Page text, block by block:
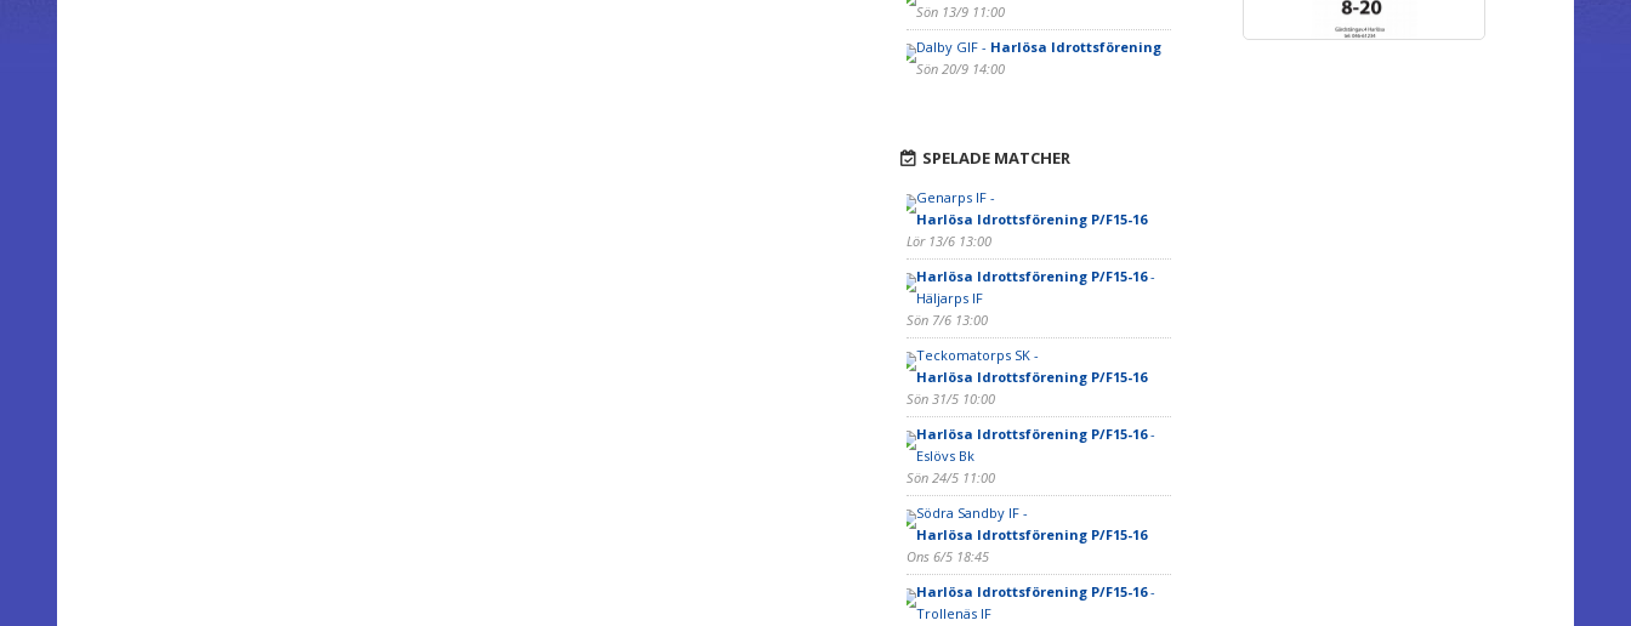
Sön 13/9 11:00
Dalby GIF - Harlösa Idrottsförening
Sön 20/9 14:00
SPELADE MATCHER
Genarps IF -
Harlösa Idrottsförening P/F15-16
Lör 13/6 13:00
Harlösa Idrottsförening P/F15-16-
Häljarps IF
Sön 7/6 13:00
Teckomatorps SK -
Harlösa Idrottsförening P/F15-16
Sön 31/5 10:00
Harlösa Idrottsförening P/F15-16-
Eslövs Bk
Sön 24/5 11:00
Södra Sandby IF -
Harlösa Idrottsförening P/F15-16
Ons 6/5 18:45
Harlösa Idrottsförening P/F15-16-
Trollenäs IF